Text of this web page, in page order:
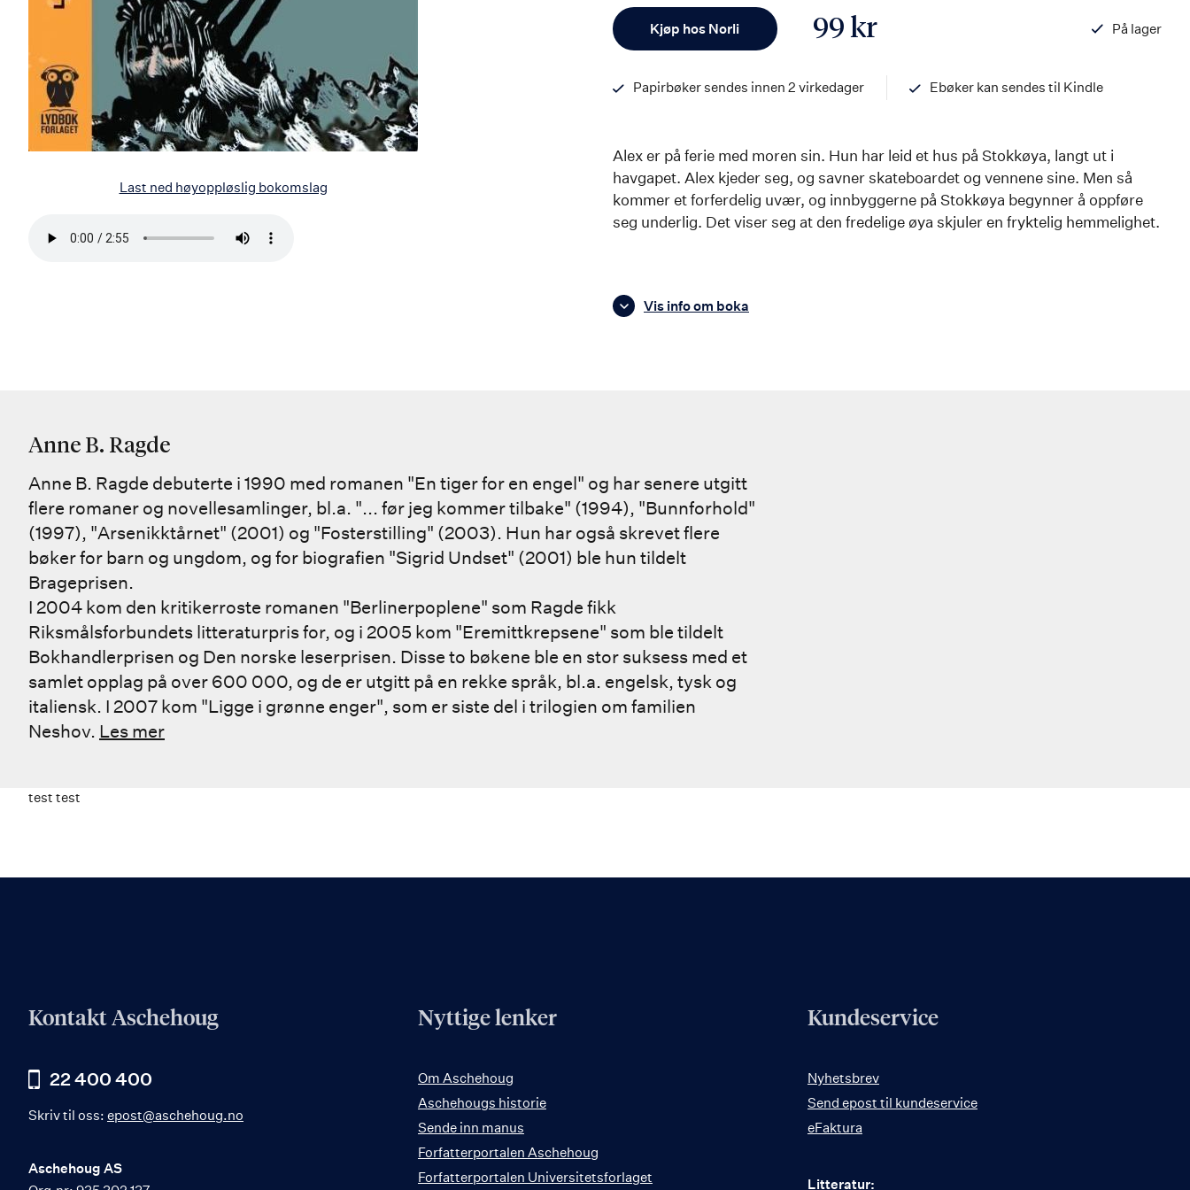
Last ned høyoppløslig bokomslag
Bla
Kjøp hos Norli 99 kr
På lager
Papirbøker sendes innen 2 virkedager
Ebøker kan sendes til Kindle
Alex er på ferie med moren sin. Hun har leid et hus på Stokkøya, langt ut i
havgapet. Alex kjeder seg, og savner skateboardet og vennene sine. Men så
kommer et forferdelig uvær, og innbyggerne på Stokkøya begynner å oppføre
seg underlig. Det viser seg at den fredelige øya skjuler en fryktelig hemmelighet.
Vis info om boka
Anne B. Ragde
Anne B. Ragde debuterte i 1990 med romanen "En tiger for en engel" og har senere utgitt
flere romaner og novellesamlinger, bl.a. "... før jeg kommer tilbake" (1994), "Bunnforhold"
(1997), "Arsenikktårnet" (2001) og "Fosterstilling" (2003). Hun har også skrevet flere
bøker for barn og ungdom, og for biografien "Sigrid Undset" (2001) ble hun tildelt
Brageprisen.
I 2004 kom den kritikerroste romanen "Berlinerpoplene" som Ragde fikk
Riksmålsforbundets litteraturpris for, og i 2005 kom "Eremittkrepsene" som ble tildelt
Bokhandlerprisen og Den norske leserprisen. Disse to bøkene ble en stor suksess med et
samlet opplag på over 600 000, og de er utgitt på en rekke språk, bl.a. engelsk, tysk og
italiensk. I 2007 kom "Ligge i grønne enger", som er siste del i trilogien om familien
Neshov. Les mer
test test
Kontakt Aschehoug
22 400 400
Skriv til oss: epost@aschehoug.no
Aschehoug AS
Nyttige lenker
Om Aschehoug
Aschehougs historie
Sende inn manus
Forfatterportalen Aschehoug
Forfatterportalen Universitetsforlaget
Kundeservice
Nyhetsbrev
Send epost til kundeservice
eFaktura
Litteratur: